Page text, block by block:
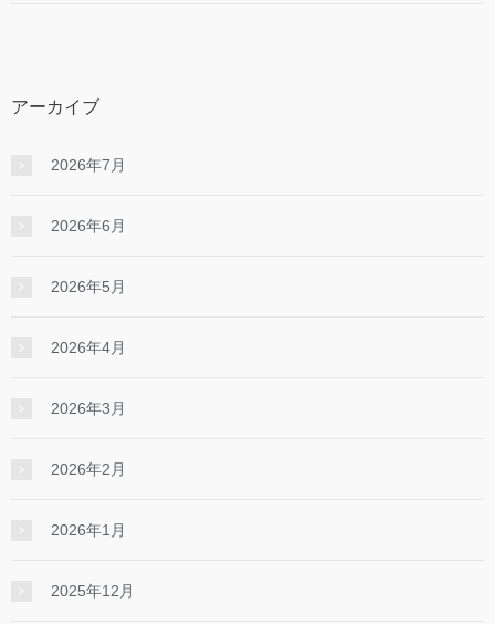
アーカイブ
2026年7月
2026年6月
2026年5月
2026年4月
2026年3月
2026年2月
2026年1月
2025年12月